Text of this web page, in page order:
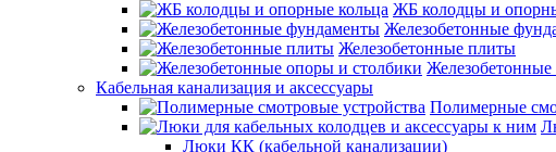
ЖБ колодцы и
Железобетонные
Железобетонные плиты
Кабельная канализация и аксессуары
Полимерные
Люки КК (кабельной канализации)